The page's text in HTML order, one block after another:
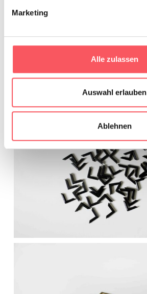
Marketing
Alle zulassen
Auswahl erlauben
Ablehnen